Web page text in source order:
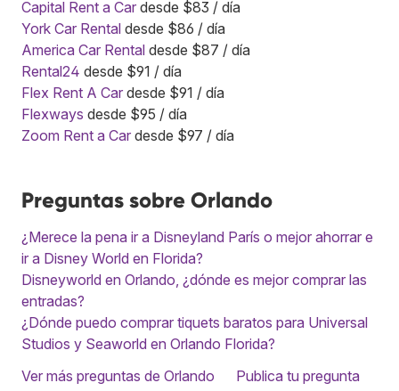
Capital Rent a Car desde $83 / día
York Car Rental desde $86 / día
America Car Rental desde $87 / día
Rental24 desde $91 / día
Flex Rent A Car desde $91 / día
Flexways desde $95 / día
Zoom Rent a Car desde $97 / día
Preguntas sobre Orlando
¿Merece la pena ir a Disneyland París o mejor ahorrar e
ir a Disney World en Florida?
Disneyworld en Orlando, ¿dónde es mejor comprar las
entradas?
¿Dónde puedo comprar tiquets baratos para Universal
Studios y Seaworld en Orlando Florida?
Ver más preguntas de Orlando
Publica tu pregunta